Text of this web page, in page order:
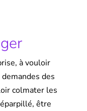
à vouloir
des
colmater les
être